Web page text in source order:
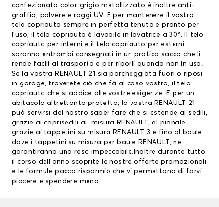
confezionato color grigio metallizzato è inoltre anti-
graffio, polvere e raggi UV. E per mantenere il vostro
telo copriauto sempre in perfetta tenuta e pronto per
l’uso, il telo copriauto è lavabile in lavatrice a 30°. Il telo
copriauto per interni e il telo copriauto per esterni
saranno entrambi consegnati in un pratico sacco che li
rende facili al trasporto e per riporli quando non in uso.
Se la vostra RENAULT 21 sia parcheggiata fuori o riposi
in garage, troverete ciò che fà al caso vostro, il telo
copriauto che si addice alle vostre esigenze. E per un
abitacolo altrettanto protetto, la vostra RENAULT 21
può servirsi del nostro saper fare che si estende ai sedili,
grazie aicoprisedili au misura RENAULT , al pianale
grazie ai tappetini su misura RENAULT3 e fino al baule
dove i tappetini su misura per baule RENAULT, ne
garantiranno una resa impeccabile.Inoltre durante tutto
il corso dell’anno scoprite le nostre offerte promozionali
e le formule pacco risparmio che vi permettono di farvi
piacere e spendere meno.